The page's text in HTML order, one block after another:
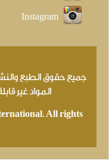
Instagram
جميع حقوق الطبع والنشر
المواد غير
All rights